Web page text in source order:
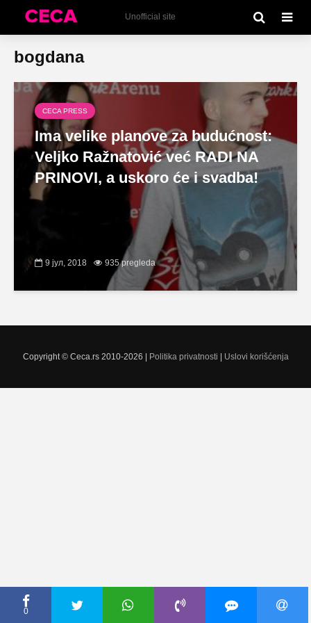
Unofficial site
bogdana
CECA PRESS
Ima velike planove za budućnost:
Veljko Ražnatović već RADI NA
PRINOVI, a uskoro će i svadba!
9 јул, 2018 935 pregleda
Copyright © Ceca.rs 2010-2026 | Politika privatnosti Uslovi korišćenja
0